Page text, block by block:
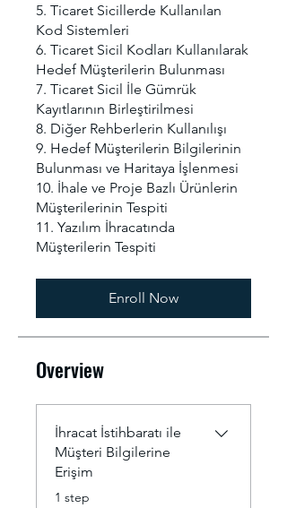
5. Ticaret Sicillerde Kullanılan
Kod Sistemleri
6. Ticaret Sicil Kodları Kullanılarak
Hedef Müşterilerin Bulunması
7. Ticaret Sicil İle Gümrük
Kayıtlarının Birleştirilmesi
8. Diğer Rehberlerin Kullanılışı
9. Hedef Müşterilerin Bilgilerinin
Bulunması ve Haritaya İşlenmesi
10. İhale ve Proje Bazlı Ürünlerin
Müşterilerinin Tespiti
11. Yazılım İhracatında
Enroll Now
Overview
İhracat İstihbaratı ile
Müşteri Bilgilerine
Erişim
.1 step